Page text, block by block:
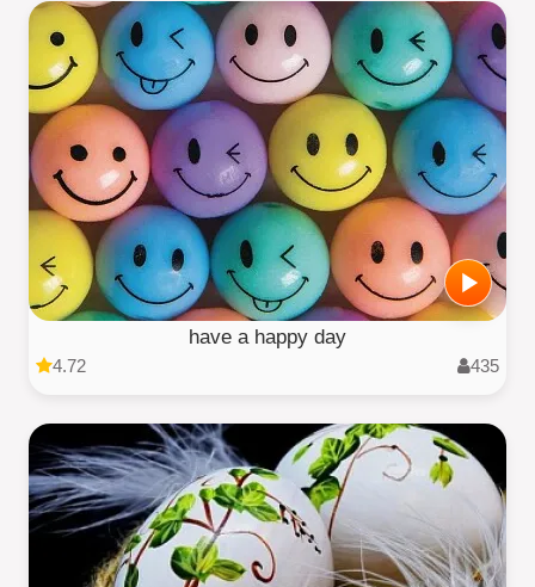
have a happy day
4.72 435